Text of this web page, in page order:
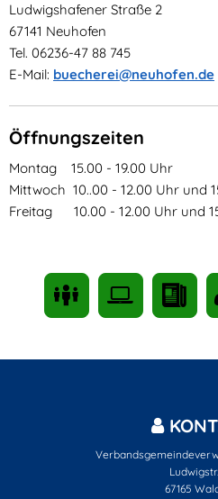
Ludwigshafener Straße 2
67141 Neuhofen
Tel. 06236-47 88 745
E-Mail: buecherei@neuhofen.de
Öffnungszeiten
Montag 15.00 - 19.00 Uhr
Mittwoch 10..00 - 12.00 Uhr und
Freitag 10.00 - 12.00 Uhr und
67165